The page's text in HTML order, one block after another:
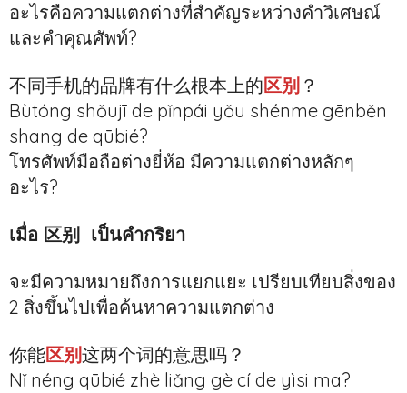
อะไรคือความแตกต่างที่สำคัญระหว่างคำวิเศษณ์
และคำคุณศัพท์?
不同手机的品牌有什么根本上的区别 ？
Bùtóng shǒujī de pǐnpái yǒu shénme gēnběn
shang de qūbié?
โทรศัพท์มือถือต่างยี่ห้อ มีความแตกต่างหลักๆ
อะไร?
เมื่อ 区别 เป็นคำกริยา
จะมีความหมายถึงการแยกแยะ เปรียบเทียบสิ่งของ
2 สิ่งขึ้นไปเพื่อค้นหาความแตกต่าง
你能区别这两个词的意思吗？
Nǐ néng qūbié zhè liǎng gè cí de yìsi ma?